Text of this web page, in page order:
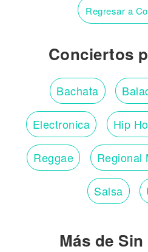
Regresar a
Conciertos
Bachata
Electronica Hip
Reggae Regional
Salsa
Más de